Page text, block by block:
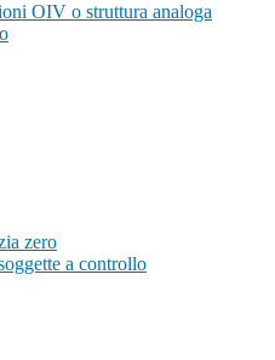
OIV o struttura analoga
zero
a controllo